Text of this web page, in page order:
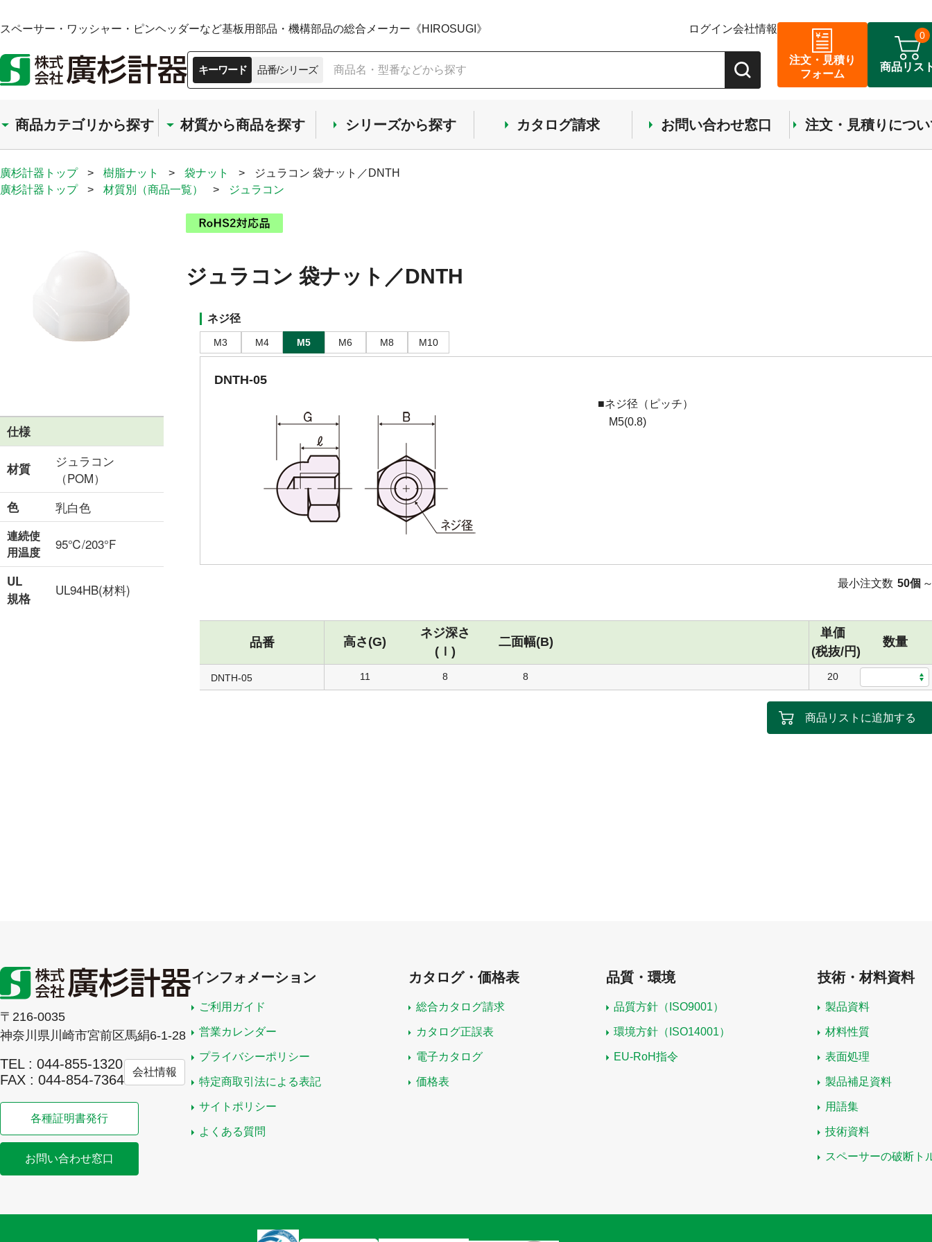
スペーサー・ワッシャー・ピンヘッダーなど基板用部品・機構部品の総合メーカー《HIROSUGI》 ログイン会社情報
キーワード 品番/シリーズ
注文・見積り
フォーム
商品リス
0
商品カテゴリから探す 材質から商品を探す シリーズから探す カタログ請求 お問い合わせ窓口 注文・見積りにつ
廣杉計器トップ > 樹脂ナット > 袋ナット >
ジュラコン 袋ナット／DNTH
廣杉計器トップ
> 材質別（商品一覧） > ジュラコン
仕様
材質
ジュラコン
（POM）
色 乳白色
連続使
用温度
95℃/203°F
UL
規格
UL94HB(材料)
ジュラコン 袋ナット／DNTH
ネジ径
M3 M4 M5 M6 M8 M10
DNTH-05
■ネジ径（ピッチ）
M5(0.8)
最小注文数 50個
品番 高さ(G)
ネジ深さ
(ｌ)
二面幅(B)
単価
(税抜/円)
数量
DNTH-05 11 8 8 20
商品リストに追加する
〒216-0035
神奈川県川崎市宮前区馬絹6-1-28
TEL : 044-855-1320
FAX : 044-854-7364
会社情報
各種証明書発行
お問い合わせ窓口
インフォメーション
ご利用ガイド
営業カレンダー
プライバシーポリシー
特定商取引法による表記
サイトポリシー
よくある質問
カタログ・価格表
総合カタログ請求
カタログ正誤表
電子カタログ
価格表
品質・環境
品質方針（ISO9001）
環境方針（ISO14001）
EU-RoH指令
技術・材料資料
製品資料
材料性質
表面処理
製品補足資料
用語集
技術資料
スペーサーの破断ト